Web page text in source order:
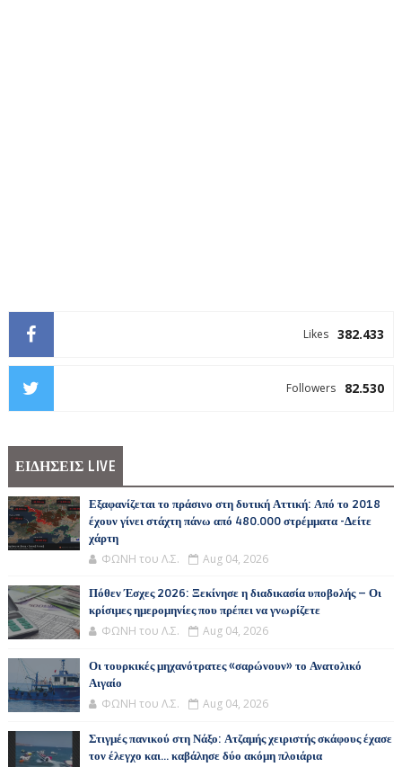
382.433
Likes
82.530
Followers
ΕΙΔΗΣΕΙΣ LIVE
Εξαφανίζεται το πράσινο στη δυτική Αττική: Από το 2018
έχουν γίνει στάχτη πάνω από 480.000 στρέμματα -Δείτε
χάρτη
ΦΩΝΗ του Λ.Σ. Aug 04, 2026
Πόθεν Έσχες 2026: Ξεκίνησε η διαδικασία υποβολής – Οι
κρίσιμες ημερομηνίες που πρέπει να γνωρίζετε
ΦΩΝΗ του Λ.Σ. Aug 04, 2026
Οι τουρκικές μηχανότρατες «σαρώνουν» το Ανατολικό
Αιγαίο
ΦΩΝΗ του Λ.Σ. Aug 04, 2026
Στιγμές πανικού στη Νάξο: Ατζαμής χειριστής σκάφους έχασε
τον έλεγχο και... καβάλησε δύο ακόμη πλοιάρια